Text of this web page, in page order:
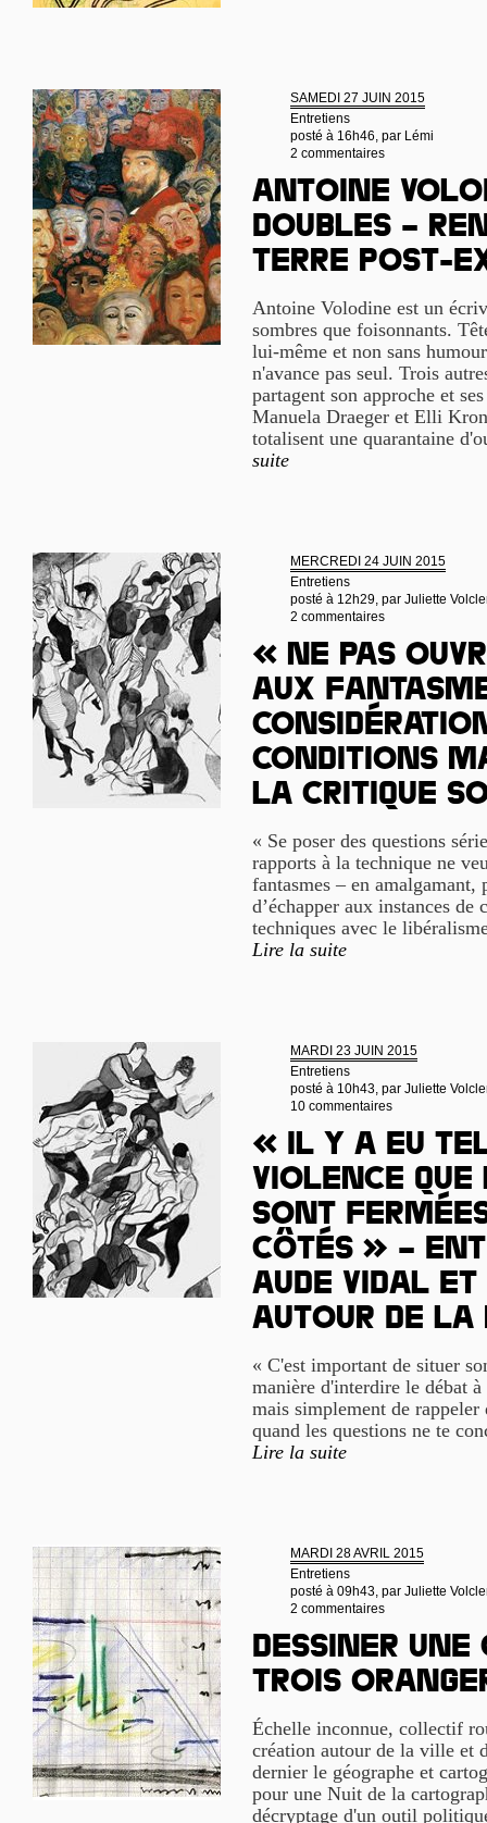
SAMEDI 27 JUIN 2015
Entretiens
posté à 16h46, par Lémi
2 commentaires
Antoine
doubles –
terre post-
Antoine Volodine est un
sombres que foisonnants.
lui-même et non sans
n'avance pas seul. Trois
partagent son approche et
Manuela Draeger et Elli
totalisent une quarantaine
suite
MERCREDI 24 JUIN 2015
Entretiens
posté à 12h29, par Juliette
2 commentaires
« Ne pas
aux
conditions
la critique
« Se poser des questions
rapports à la technique ne
fantasmes – en
d’échapper aux instances de
techniques avec le
Lire la suite
MARDI 23 JUIN 2015
Entretiens
posté à 10h43, par Juliette
10 commentaires
« Il y a eu
violence
sont
côtés » –
Aude Vidal et
autour de la
« C'est important de situer
manière d'interdire le débat
mais simplement de
quand les questions ne te
Lire la suite
MARDI 28 AVRIL 2015
Entretiens
posté à 09h43, par Juliette
2 commentaires
Dessiner
trois
Échelle inconnue, collectif
création autour de la ville et
dernier le géographe et
pour une Nuit de la
décryptage d'un outil